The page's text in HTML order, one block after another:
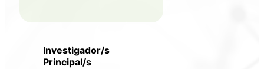
Investigador/s
Principal/s